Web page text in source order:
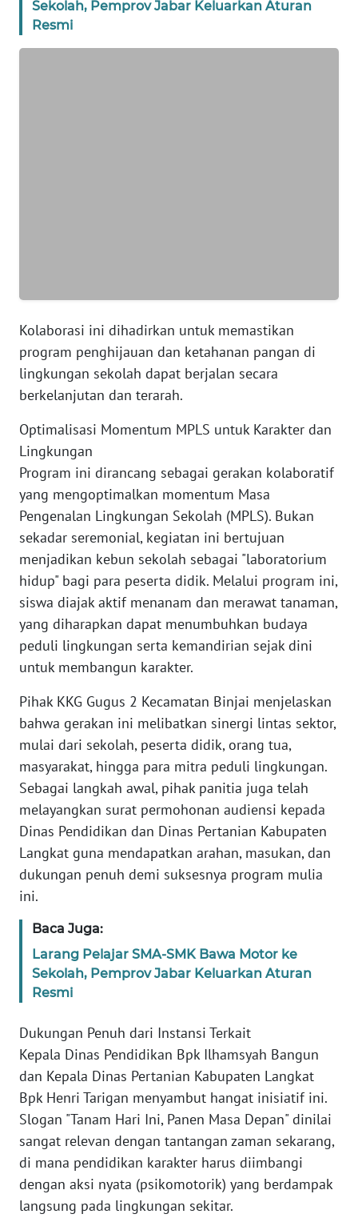
Sekolah, Pemprov Jabar Keluarkan Aturan
Resmi
Kolaborasi ini dihadirkan untuk memastikan
program penghijauan dan ketahanan pangan di
lingkungan sekolah dapat berjalan secara
berkelanjutan dan terarah.
Optimalisasi Momentum MPLS untuk Karakter dan
Lingkungan
​Program ini dirancang sebagai gerakan kolaboratif
yang mengoptimalkan momentum Masa
Pengenalan Lingkungan Sekolah (MPLS). Bukan
sekadar seremonial, kegiatan ini bertujuan
menjadikan kebun sekolah sebagai "laboratorium
hidup" bagi para peserta didik. Melalui program ini,
siswa diajak aktif menanam dan merawat tanaman,
yang diharapkan dapat menumbuhkan budaya
peduli lingkungan serta kemandirian sejak dini
untuk membangun karakter.
​Pihak KKG Gugus 2 Kecamatan Binjai menjelaskan
bahwa gerakan ini melibatkan sinergi lintas sektor,
mulai dari sekolah, peserta didik, orang tua,
masyarakat, hingga para mitra peduli lingkungan.
Sebagai langkah awal, pihak panitia juga telah
melayangkan surat permohonan audiensi kepada
Dinas Pendidikan dan Dinas Pertanian Kabupaten
Langkat guna mendapatkan arahan, masukan, dan
dukungan penuh demi suksesnya program mulia
ini.
Baca Juga:
Larang Pelajar SMA-SMK Bawa Motor ke
Sekolah, Pemprov Jabar Keluarkan Aturan
Resmi
​Dukungan Penuh dari Instansi Terkait
​Kepala Dinas Pendidikan Bpk Ilhamsyah Bangun
dan Kepala Dinas Pertanian Kabupaten Langkat
Bpk Henri Tarigan menyambut hangat inisiatif ini.
Slogan "Tanam Hari Ini, Panen Masa Depan" dinilai
sangat relevan dengan tantangan zaman sekarang,
di mana pendidikan karakter harus diimbangi
dengan aksi nyata (psikomotorik) yang berdampak
langsung pada lingkungan sekitar.
PAPUA
WN
WN
WN
NTB
SULTENG
WN
SULBAR
WN
BABEL
WN
SUMBAR
SUMSEL
BENGKULU
WN
LAMPUNG
WN
JATENG
WN
JOGJA
JATIM
WN
BALI
WN
KALBAR
WN
KALTENG